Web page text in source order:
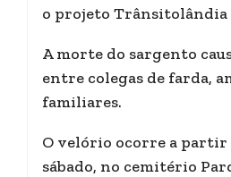
o projeto Trânsitolândia
A morte do sargento
entre colegas de farda,
familiares.
O velório ocorre a partir
sábado, no cemitério